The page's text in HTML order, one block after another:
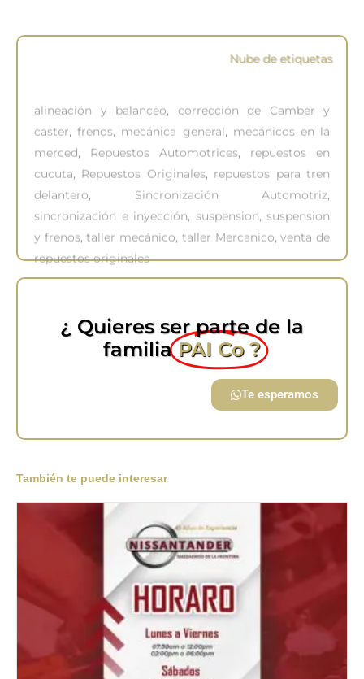
Nube de etiquetas
caster,frenos ,mecánica general,mecánicos en la
merced,Repuestos Automotrices,repuestos en
cucuta, Repuestos Originales,repuestos para tren
delantero,Sincronización Automotriz,
sincronización e inyección,suspension ,suspension
y frenos,taller mecánico,taller Mercanico,venta de
repuestos originales
¿ Quieres ser parte de la
familia PAI Co ?
Te esperamos
También te puede interesar